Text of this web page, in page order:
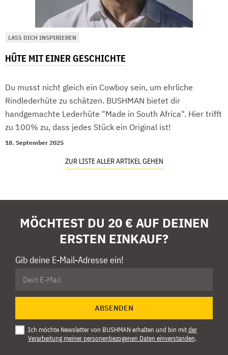
LASS DICH INSPIRIEREN
HÜTE MIT EINER GESCHICHTE
Du musst nicht gleich ein Cowboy sein, um ehrliche
Rindlederhüte zu schätzen. BUSHMAN bietet dir
handgemachte Lederhüte "Made in South Africa". Hier trifft
zu 100% zu, dass jedes Stück ein Original ist!
18. September 2025
ZUR LISTE ALLER ARTIKEL GEHEN
MÖCHTEST DU 20 € AUF DEINEN
ERSTEN EINKAUF?
Gib deine E-Mail-Adresse ein!
ABSENDEN
Ich möchte Newsletter von BUSHMAN erhalten und bin mitder
Verarbeitung meiner personenbezogenen Daten einverstanden.